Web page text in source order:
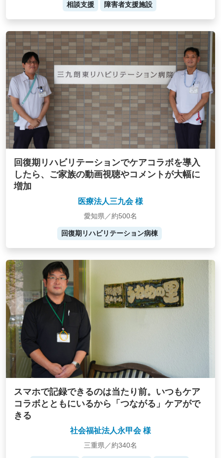
相談支援
障害者支援施設
回復期リハビリテーションでケアコラボを導入
したら、ご家族の動画視聴やコメントが大幅に
増加
医療法人三九会 様
愛知県／約500名
回復期リハビリテーション病棟
スマホで記録できるのは当たり前。いつもケア
コラボとともにいるから「つながる」ケアがで
きる
社会福祉法人永甲会 様
三重県／約340名